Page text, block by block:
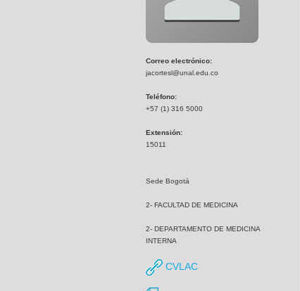
Correo electrónico:
jacortesl@unal.edu.co
Teléfono:
+57 (1) 316 5000
Extensión:
15011
Sede Bogotá
2- FACULTAD DE MEDICINA
2- DEPARTAMENTO DE MEDICINA
INTERNA
CVLAC